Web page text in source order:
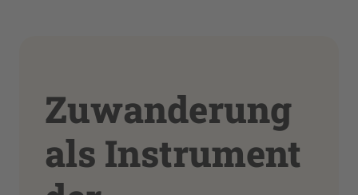
Zuwanderung
als Instrument